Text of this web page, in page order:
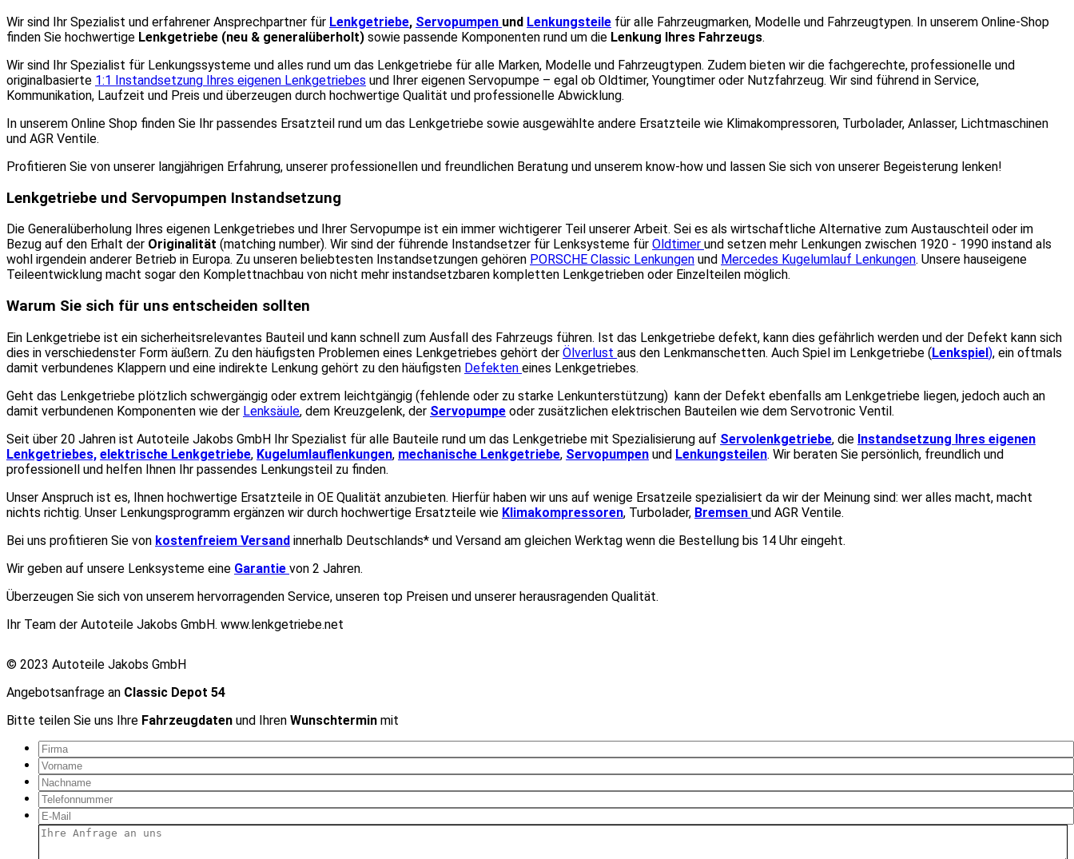
Wir sind Ihr Spezialist und erfahrener Ansprechpartner für Lenkgetriebe, Servopumpen und Lenkungsteile für alle Fahrzeugmarken, Modelle und Fahrzeugtypen. In unserem Online-Shop
finden Sie hochwertige Lenkgetriebe (neu & generalüberholt) sowie passende Komponenten rund um die Lenkung Ihres Fahrzeugs.
Wir sind Ihr Spezialist für Lenkungssysteme und alles rund um das Lenkgetriebe für alle Marken, Modelle und Fahrzeugtypen. Zudem bieten wir die fachgerechte, professionelle und
originalbasierte 1:1 Instandsetzung Ihres eigenen Lenkgetriebes und Ihrer eigenen Servopumpe – egal ob Oldtimer, Youngtimer oder Nutzfahrzeug. Wir sind führend in Service,
Kommunikation, Laufzeit und Preis und überzeugen durch hochwertige Qualität und professionelle Abwicklung.
In unserem Online Shop finden Sie Ihr passendes Ersatzteil rund um das Lenkgetriebe sowie ausgewählte andere Ersatzteile wie Klimakompressoren, Turbolader, Anlasser, Lichtmaschinen
und AGR Ventile.
Profitieren Sie von unserer langjährigen Erfahrung, unserer professionellen und freundlichen Beratung und unserem know-how und lassen Sie sich von unserer Begeisterung lenken!
Lenkgetriebe und Servopumpen Instandsetzung
Die Generalüberholung Ihres eigenen Lenkgetriebes und Ihrer Servopumpe ist ein immer wichtigerer Teil unserer Arbeit. Sei es als wirtschaftliche Alternative zum Austauschteil oder im
Bezug auf den Erhalt der Originalität (matching number). Wir sind der führende Instandsetzer für Lenksysteme für Oldtimer und setzen mehr Lenkungen zwischen 1920 - 1990 instand als
wohl irgendein anderer Betrieb in Europa. Zu unseren beliebtesten Instandsetzungen gehören PORSCHE Classic Lenkungen und Mercedes Kugelumlauf Lenkungen. Unsere hauseigene
Teileentwicklung macht sogar den Komplettnachbau von nicht mehr instandsetzbaren kompletten Lenkgetrieben oder Einzelteilen möglich.
Warum Sie sich für uns entscheiden sollten
Ein Lenkgetriebe ist ein sicherheitsrelevantes Bauteil und kann schnell zum Ausfall des Fahrzeugs führen. Ist das Lenkgetriebe defekt, kann dies gefährlich werden und der Defekt kann sich
dies in verschiedenster Form äußern. Zu den häufigsten Problemen eines Lenkgetriebes gehört der Ölverlust aus den Lenkmanschetten. Auch Spiel im Lenkgetriebe (Lenkspiel), ein oftmals
damit verbundenes Klappern und eine indirekte Lenkung gehört zu den häufigsten Defekten eines Lenkgetriebes.
Geht das Lenkgetriebe plötzlich schwergängig oder extrem leichtgängig (fehlende oder zu starke Lenkunterstützung) kann der Defekt ebenfalls am Lenkgetriebe liegen, jedoch auch an
damit verbundenen Komponenten wie der Lenksäule, dem Kreuzgelenk, der Servopumpe oder zusätzlichen elektrischen Bauteilen wie dem Servotronic Ventil.
Seit über 20 Jahren ist Autoteile Jakobs GmbH Ihr Spezialist für alle Bauteile rund um das Lenkgetriebe mit Spezialisierung auf Servolenkgetriebe, die Instandsetzung Ihres eigenen
Lenkgetriebes, elektrische Lenkgetriebe, Kugelumlauflenkungen, mechanische Lenkgetriebe, Servopumpen und Lenkungsteilen. Wir beraten Sie persönlich, freundlich und
professionell und helfen Ihnen Ihr passendes Lenkungsteil zu finden.
Unser Anspruch ist es, Ihnen hochwertige Ersatzteile in OE Qualität anzubieten. Hierfür haben wir uns auf wenige Ersatzeile spezialisiert da wir der Meinung sind: wer alles macht, macht
nichts richtig. Unser Lenkungsprogramm ergänzen wir durch hochwertige Ersatzteile wie Klimakompressoren, Turbolader, Bremsen und AGR Ventile.
Bei uns profitieren Sie von kostenfreiem Versand innerhalb Deutschlands* und Versand am gleichen Werktag wenn die Bestellung bis 14 Uhr eingeht.
Wir geben auf unsere Lenksysteme eine Garantie von 2 Jahren.
Überzeugen Sie sich von unserem hervorragenden Service, unseren top Preisen und unserer herausragenden Qualität.
Ihr Team der Autoteile Jakobs GmbH. www.lenkgetriebe.net
© 2023 Autoteile Jakobs GmbH
Angebotsanfrage an Classic Depot 54
Bitte teilen Sie uns Ihre Fahrzeugdaten und Ihren Wunschtermin mit